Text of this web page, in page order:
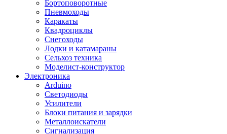
Бортоповоротные
Пневмоходы
Каракаты
Квадроциклы
Снегоходы
Лодки и катамараны
Сельхоз техника
Моделист-конструктор
Электроника
Arduino
Светодиоды
Усилители
Блоки питания и зарядки
Металлоискатели
Сигнализация